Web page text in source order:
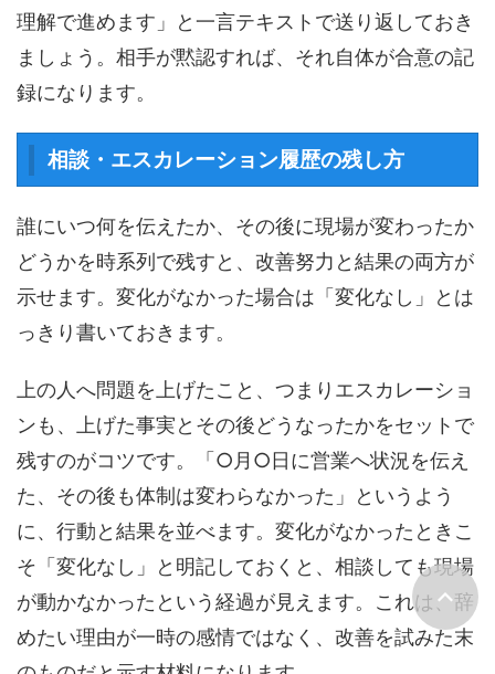
理解で進めます」と一言テキストで送り返しておき
ましょう。相手が黙認すれば、それ自体が合意の記
録になります。
相談・エスカレーション履歴の残し方
誰にいつ何を伝えたか、その後に現場が変わったか
どうかを時系列で残すと、改善努力と結果の両方が
示せます。変化がなかった場合は「変化なし」とは
っきり書いておきます。
上の人へ問題を上げたこと、つまりエスカレーショ
ンも、上げた事実とその後どうなったかをセットで
残すのがコツです。「○月○日に営業へ状況を伝え
た、その後も体制は変わらなかった」というよう
に、行動と結果を並べます。変化がなかったときこ
そ「変化なし」と明記しておくと、相談しても現場
が動かなかったという経過が見えます。これは、辞
めたい理由が一時の感情ではなく、改善を試みた末